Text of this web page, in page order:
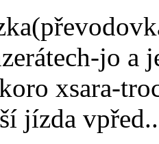
jo a
xsara-
jízda